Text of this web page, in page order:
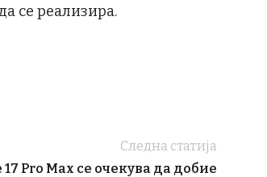
се реализира.
Следна статија
17 Pro Max се очекува да добие